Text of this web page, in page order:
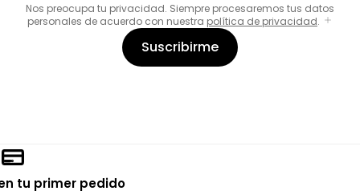
Nos preocupa tu privacidad. Siempre procesaremos tus datos
personales de acuerdo con nuestra política de privacidad.
Suscribirme
tu primer pedido